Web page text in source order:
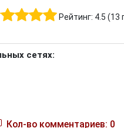
Рейтинг: 4.5 (13
сетях:
Кол-во комментариев: 0